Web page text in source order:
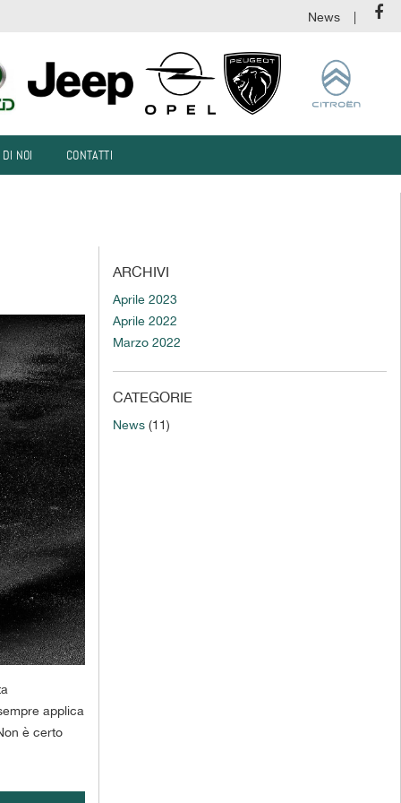
News
NOI CONTATTI
applica
è certo
ARCHIVI
Aprile 2023
Aprile 2022
Marzo 2022
CATEGORIE
News (11)